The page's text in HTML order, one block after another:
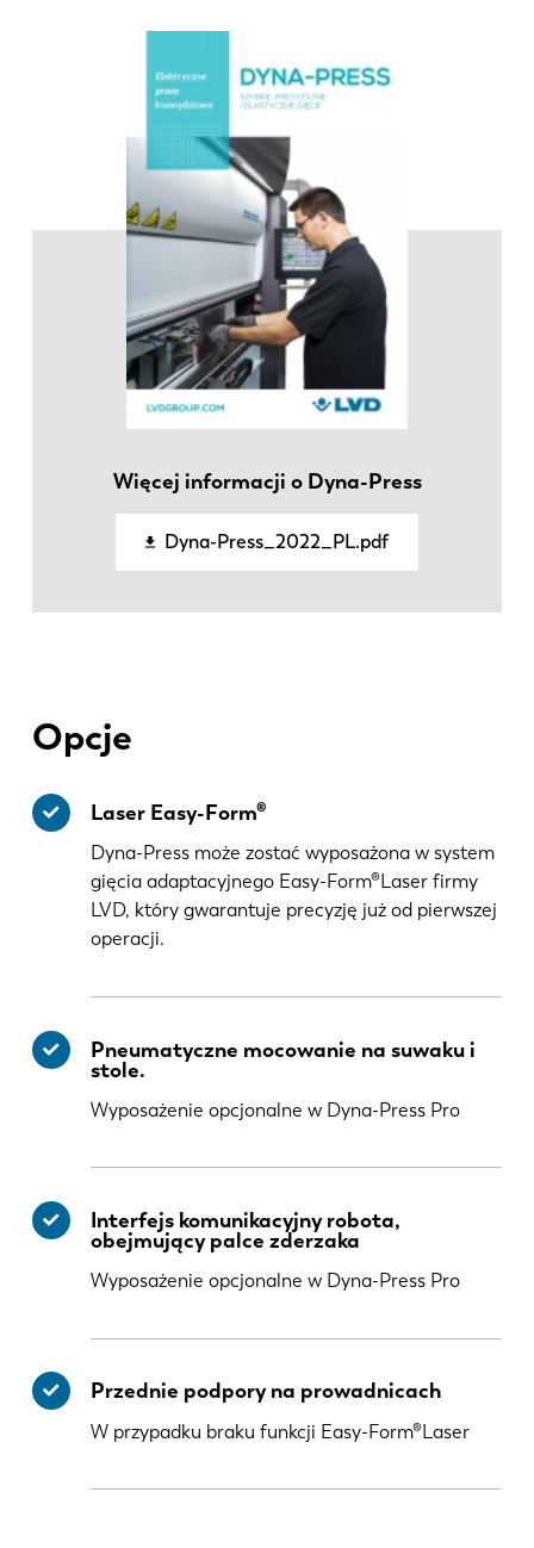
Więcej informacji o Dyna-Press
Dyna-Press_2022_PL.pdf
Opcje
Laser Easy-Form®
Dyna-Press może zostać wyposażona w system
gięcia adaptacyjnego Easy-Form®Laser firmy
LVD, który gwarantuje precyzję już od pierwszej
operacji.
Pneumatyczne mocowanie na suwaku i
stole.
Wyposażenie opcjonalne w Dyna-Press Pro
Interfejs komunikacyjny robota,
obejmujący palce zderzaka
Wyposażenie opcjonalne w Dyna-Press Pro
Przednie podpory na prowadnicach
W przypadku braku funkcji Easy-Form®Laser
EN-US
IT
PT-PT
SK
CN